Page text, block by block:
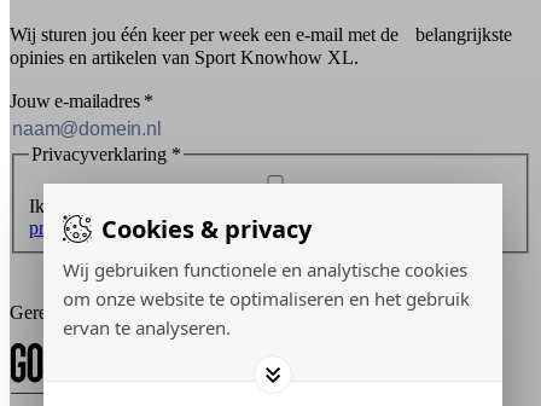
Cookies & privacy
Wij gebruiken functionele en analytische cookies
om onze website te optimaliseren en het gebruik
ervan te analyseren.
Wij sturen jou één keer per week een e-mail met de belangrijkste
opinies en artikelen van Sport Knowhow XL.
Jouw e-mailadres *
Privacyverklaring *
Ik ontvang graag de nieuwsbrief en ga akkoord met de
privacyverklaring.
Inschrijven
Gerealiseerd door: